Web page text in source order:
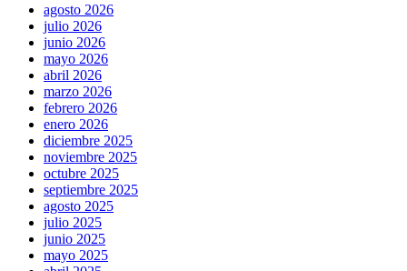
agosto 2026
julio 2026
junio 2026
mayo 2026
abril 2026
marzo 2026
febrero 2026
enero 2026
diciembre 2025
noviembre 2025
octubre 2025
septiembre 2025
agosto 2025
julio 2025
junio 2025
mayo 2025